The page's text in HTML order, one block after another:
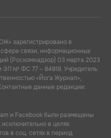
зарегистрировано в
связи, информационных
(Роскомнадзор) 03 марта 2023
ЭЛ № ФС 77 – 84818. Учредитель
«Йога Журнал»,
данные редакции:
и Facebook были размещены
исключительно в целях
в соц. сетях в период